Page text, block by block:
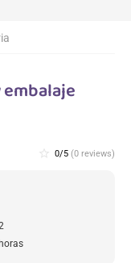
star_border 0/5 (0 reviews)